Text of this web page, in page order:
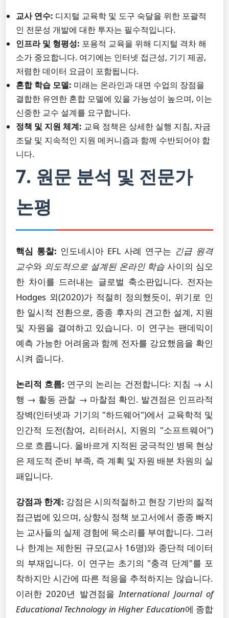
교사 연수: 디지털 교육학 및 도구 숙달을 위한 포괄적
인 전문성 개발에 대한 투자는 필수적입니다.
인프라 및 형평성: 포용적 교육을 위해 디지털 격차 해
소가 중요합니다. 여기에는 인터넷 접근성, 기기 제공,
저렴한 데이터 요금이 포함됩니다.
혼합 학습 모델: 미래는 온라인과 대면 수업의 장점을
결합한 유연한 혼합 모델에 있을 가능성이 높으며, 이는
신중한 교수 설계를 요구합니다.
정책 및 지원 체계: 교육 정책은 상세한 실행 지침, 자금
조달 및 지속적인 지원 메커니즘과 함께 수반되어야 합
니다.
7. 원문 분석 및 전문가
논평
핵심 통찰: 인도네시아 EFL 사례 연구는 긴급 원격
교수와 의도적으로 설계된 온라인 학습 사이의 심오
한 차이를 드러내는 글로벌 축소판입니다. 전자는
Hodges 외(2020)가 적절히 정의했듯이, 위기로 인
한 일시적 전환으로, 종종 후자의 견고한 설계, 지원
및 자원을 결여하고 있습니다. 이 연구는 팬데믹이
예측 가능한 어려움과 함께 전자를 강요했음을 확인
시켜 줍니다.
논리적 흐름: 연구의 논리는 건전합니다: 지침 → 시
행 → 활동 관찰 → 마찰점 확인. 발견점은 인프라적
장벽(인터넷과 기기의 "하드웨어")에서 교육학적 및
인간적 도전(참여, 리터러시, 지원의 "소프트웨어")
으로 흐릅니다. 올바르게 지적된 궁극적인 병목 현상
은 제도적 준비 부족, 즉 계획 및 자원 배분 차원의 실
패입니다.
강점과 한계: 강점은 시의적절하고 현장 기반의 질적
접근법에 있으며, 상향식 정책 보고서에서 종종 빠지
는 교사들의 실제 경험에 목소리를 부여합니다. 그러
나 한계는 제한된 규모(교사 16명)와 종단적 데이터
의 부재입니다. 이 연구는 초기의 "충격 단계"를 포
착하지만 시간에 따른 적응을 추적하지는 않습니다.
이러한 2020년 발견점을International Journal of
Educational Technology in Higher Education에 종합